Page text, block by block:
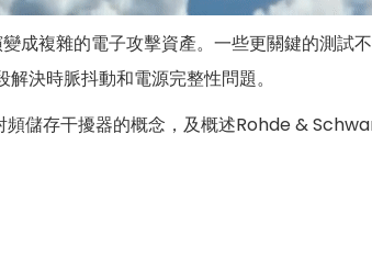
成複雜的電子攻擊資產。一些更關鍵的測試
決時脈抖動和電源完整性問題。
儲存干擾器的概念，及概述Rohde &